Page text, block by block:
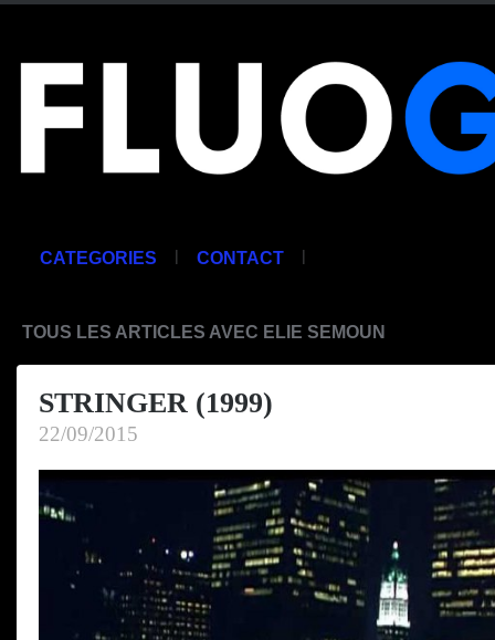
CATEGORIES | CONTACT |
TOUS LES ARTICLES AVEC ELIE SEMOUN
STRINGER (1999)
22/09/2015